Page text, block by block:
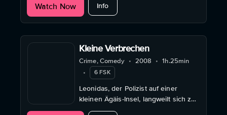
einer Demonstration werden seine
Frau und seine Tochter erschossen.
Watch Now Infoabout Zeit des Zorns
Kleine Verbrechen
Crime, Comedy • 2008 • 1h.25min
•
6 FSK
Leonidas, der Polizist auf einer
kleinen Ägäis-Insel, langweilt sich zu
Tode. Doch eines morgens wird ein